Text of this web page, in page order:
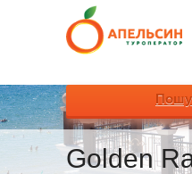
Golden